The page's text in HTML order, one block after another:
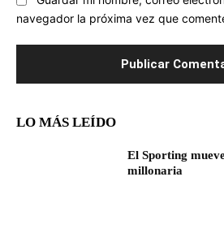
navegador la próxima vez que
LO MÁS LEÍDO
El Sporting
millonaria